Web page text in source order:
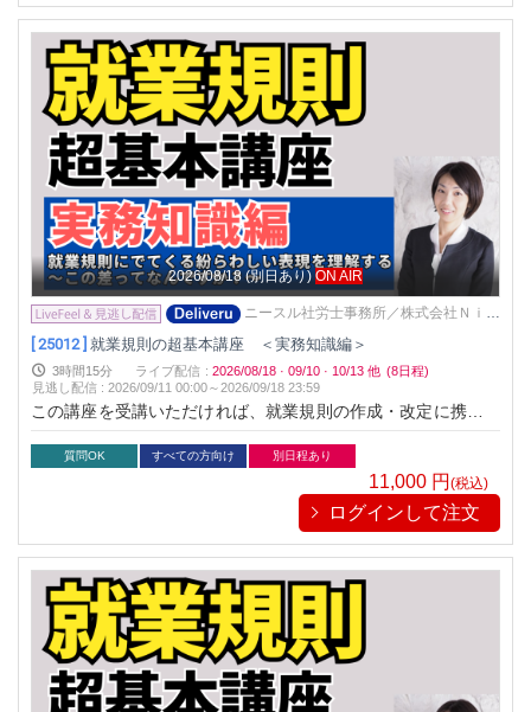
2026/08/18 (別日あり) ON AIR
ニースル社労士事務所／株式会社Ｎｉｅ
[ 25012 ] 就業規則の超基本講座 ＜実務知識編＞
3時間15分 ライブ配信 : 2026/08/18 · 09/10 · 10/13 他 (8日程)
見逃し配信 :2026/09/11 00:00～2026/09/18 23:59
この講座を受講いただければ、就業規則の作成・改定に携わる
その「前」に、 知っておきたい「就業規則に出てくる紛らわし
い表現」をマスターすることができます。
質問OK すべての方向け 別日程あり
11,000 円(税込)
ログインして注文